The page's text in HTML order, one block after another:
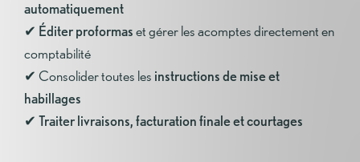
automatiquement
✔ Éditer proformaset gérer les acomptes directement en
comptabilité
✔ Consolider toutes les instructions de mise et
habillages
✔ Traiter livraisons, facturation finale et courtages